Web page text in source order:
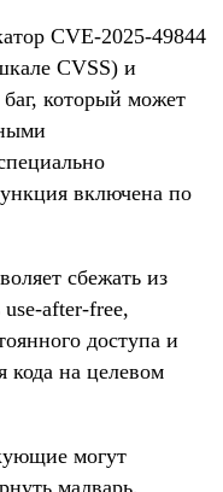
CVE-2025-49844
CVSS) и
который может
включена по
сбежать из
after-free,
доступа и
кода на целевом
могут
малварь,